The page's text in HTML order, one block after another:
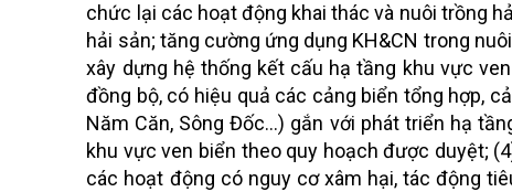
chức lại các hoạt động khai thác và nuôi trồng
hải sản; tăng cường ứng dụng KH&CN trong
xây dựng hệ thống kết cấu hạ tầng khu vực
đồng bộ, có hiệu quả các cảng biển tổng hợp,
Năm Căn, Sông Đốc…) gắn với phát triển hạ
khu vực ven biển theo quy hoạch được duyệt;
các hoạt động có nguy cơ xâm hại, tác động